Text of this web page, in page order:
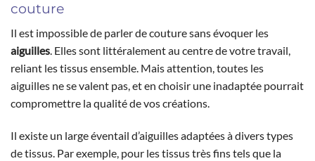
couture
Il est impossible de parler de couture sans évoquer les
aiguilles . Elles sont littéralement au centre de votre travail,
reliant les tissus ensemble. Mais attention, toutes les
aiguilles ne se valent pas, et en choisir une inadaptée pourrait
compromettre la qualité de vos créations.
Il existe un large éventail d’aiguilles adaptées à divers types
de tissus. Par exemple, pour les tissus très fins tels que la